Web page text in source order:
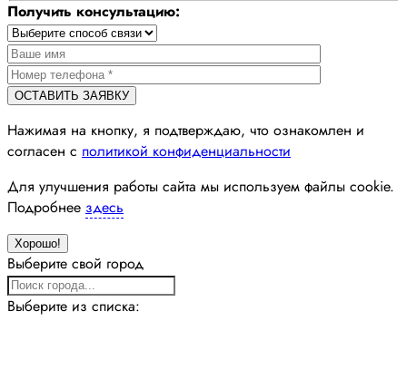
Получить консультацию:
Нажимая на кнопку, я подтверждаю, что ознакомлен и
согласен с политикой конфиденциальности
Для улучшения работы сайта мы используем файлы cookie.
Подробнее здесь
Хорошо!
Выберите свой город
Выберите из списка: